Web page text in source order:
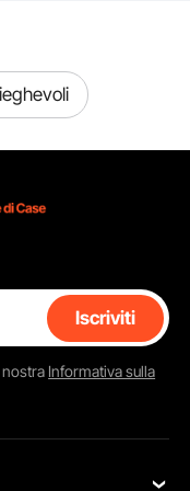
nostri coni da cantiere
rappresentano la
Iscriviti
nostra Informativa sulla